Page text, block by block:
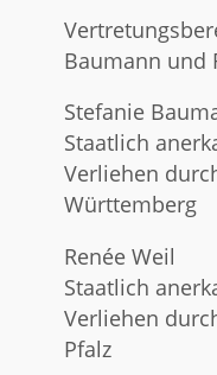
Baumann und
Stefanie
Staatlich
Verliehen
Württemberg
Renée Weil
Staatlich
Verliehen
Pfalz